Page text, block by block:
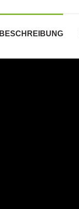
BESCHREIBUNG